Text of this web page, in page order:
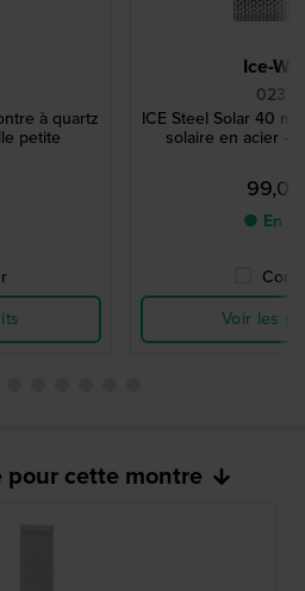
à quartz
petite
Ice-
ICE Steel Solar 40
solaire en acier -
● En
Voir les
cette montre